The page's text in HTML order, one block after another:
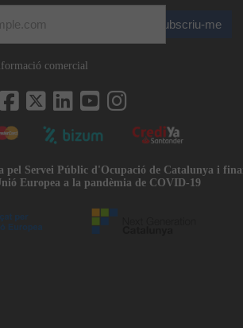
Subscriu-me
comercial
pel Servei Públic d'Ocupació de Catalunya i
Europea a la pandèmia de COVID-19